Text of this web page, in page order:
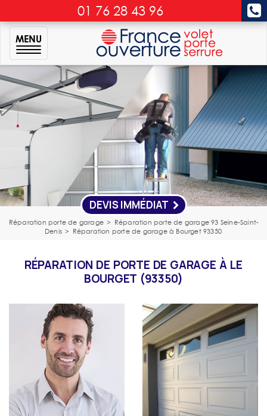
01 76 28 43 96
MENU
DEVIS IMMÉDIAT
Réparation porte de garage > Réparation porte de garage 93 Seine-Saint-
Denis > Réparation porte de garage à Bourget 93350
RÉPARATION DE PORTE DE GARAGE À LE
BOURGET (93350)